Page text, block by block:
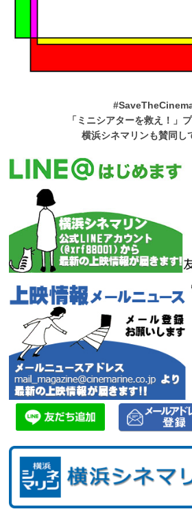
「ミニシアターを救え！」
横浜シネマリンも賛同し